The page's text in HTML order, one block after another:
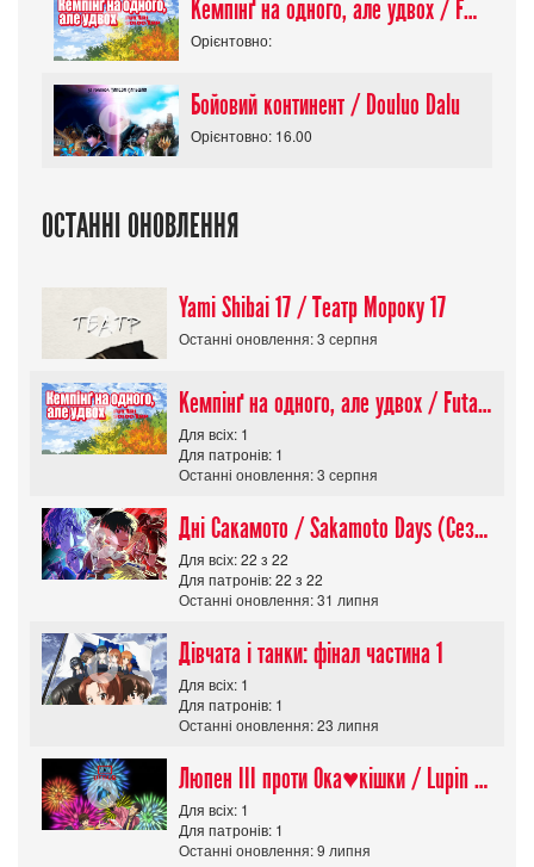
Кемпінґ на одного, але удвох / Futari Solo Camp
Орієнтовно:
Бойовий континент / Douluo Dalu
Орієнтовно: 16.00
ОСТАННІ ОНОВЛЕННЯ
Yami Shibai 17 / Театр Мороку 17
Останні оновлення: 3 серпня
Кемпінґ на одного, але удвох / Futari Solo Camp
Для всіх: 1
Для патронів: 1
Останні оновлення: 3 серпня
Дні Сакамото / Sakamoto Days (Сезон 1)
Для всіх: 22 з 22
Для патронів: 22 з 22
Останні оновлення: 31 липня
Дівчата і танки: фінал частина 1
Для всіх: 1
Для патронів: 1
Останні оновлення: 23 липня
Люпен ІІІ проти Ока♥кішки / Lupin III vs Cats Eye Movie
Для всіх: 1
Для патронів: 1
Останні оновлення: 9 липня